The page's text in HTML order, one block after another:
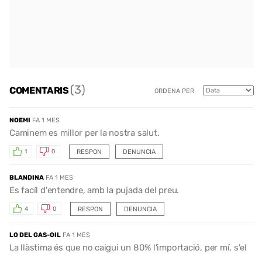
COMENTARIS(3) ORDENA PER
NOEMI FA 1 MES
Caminem es millor per la nostra salut.
RESPON
1 0 DENUNCIA
BLANDINA FA 1 MES
Es facíl d'entendre, amb la pujada del preu.
RESPON
4 0 DENUNCIA
LO DEL GAS-OIL FA 1 MES
La llàstima és que no caigui un 80% l'importació, per mí, s'el